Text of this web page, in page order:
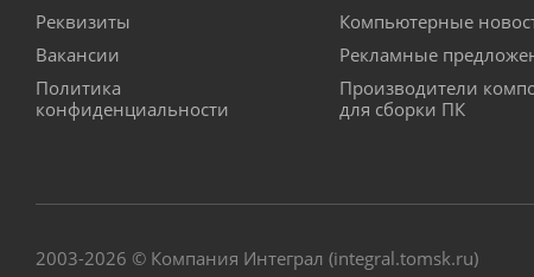
Реквизиты
Вакансии
Политика
конфиденциальности
Компьютерные
Рекламные
Производители
для сборки ПК
2003-2026 © Компания Интеграл (integral.tomsk.ru)